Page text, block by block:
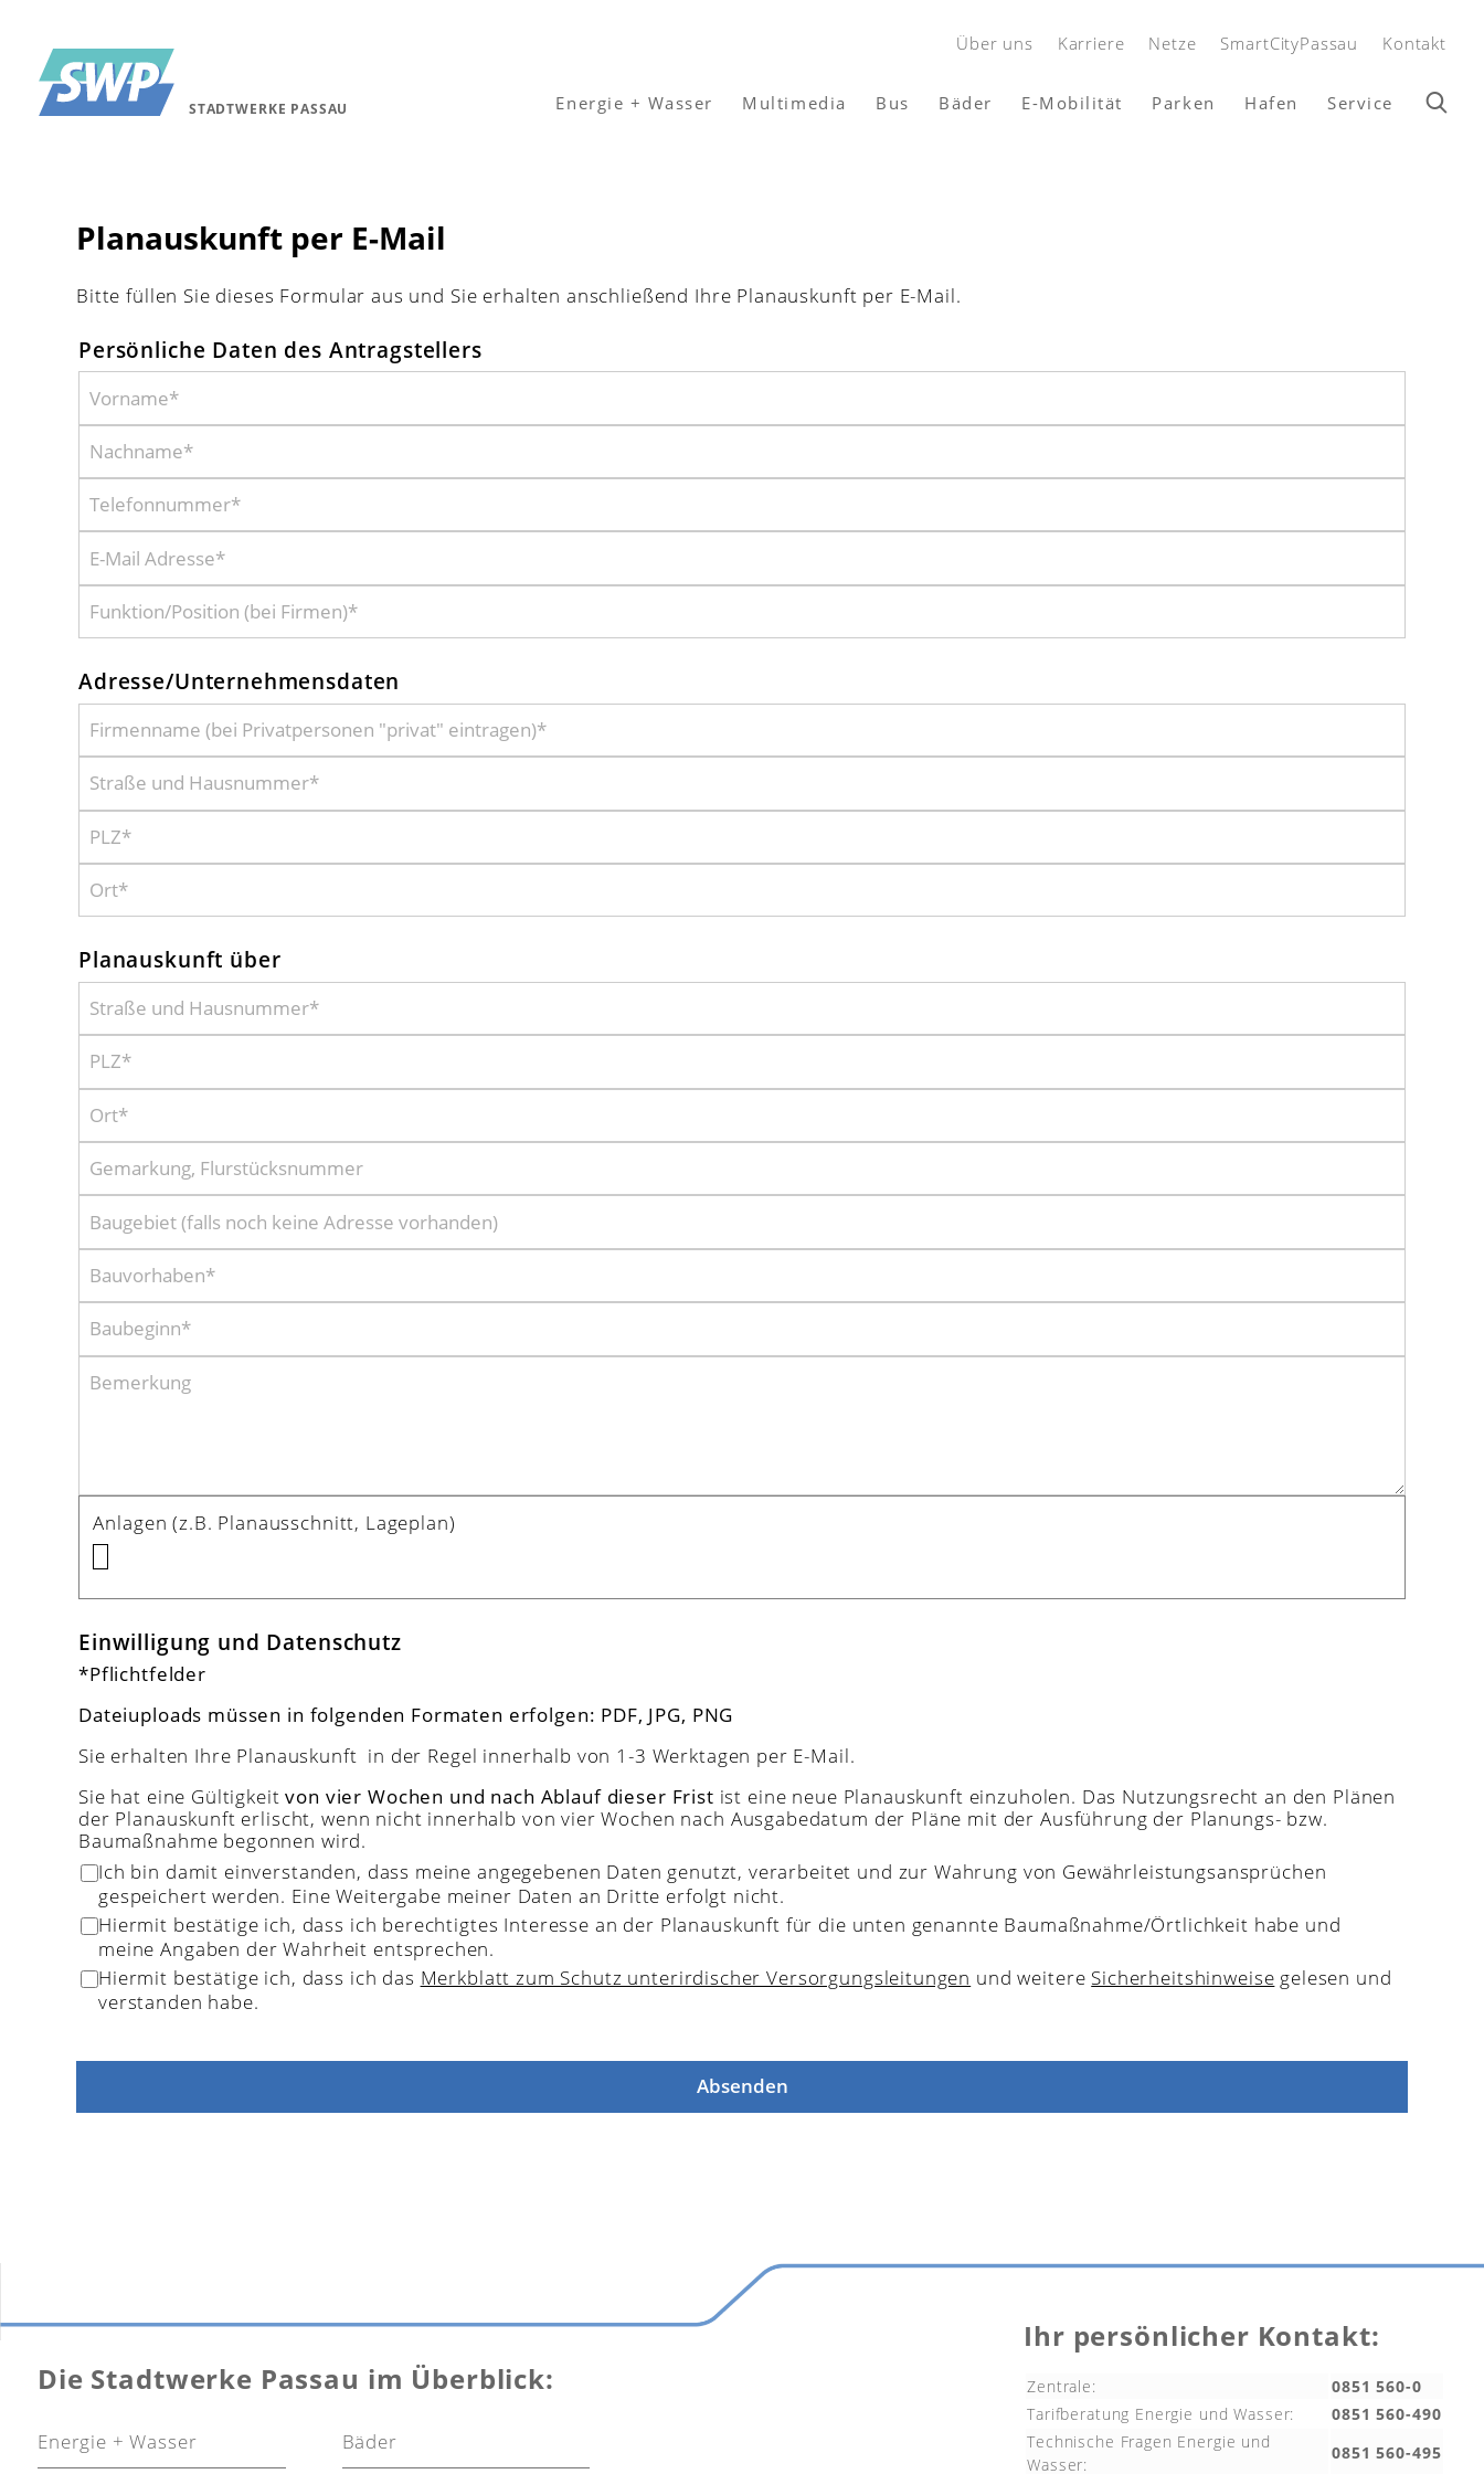
STADTWERKE PASSAU Energie + Wasser Multimedia Bus Bäder E-Mobilität Parken Hafen Service
Über uns Karriere Netze SmartCityPassau Kontakt
Planauskunft per E-Mail
Bitte füllen Sie dieses Formular aus und Sie erhalten anschließend Ihre Planauskunft per E-Mail.
Persönliche Daten des Antragstellers
Adresse/Unternehmensdaten
Planauskunft über
Anlagen (z.B. Planausschnitt, Lageplan)
Einwilligung und Datenschutz
*Pflichtfelder
Dateiuploads müssen in folgenden Formaten erfolgen: PDF, JPG, PNG
Sie erhalten Ihre Planauskunft in der Regel innerhalb von 1-3 Werktagen per E-Mail.
Sie hat eine Gültigkeitvon vier Wochen und nach Ablauf dieser Frist ist eine neue Planauskunft einzuholen. Das Nutzungsrecht an den Plänen
der Planauskunft erlischt, wenn nicht innerhalb von vier Wochen nach Ausgabedatum der Pläne mit der Ausführung der Planungs- bzw.
Baumaßnahme begonnen wird.
Ich bin damit einverstanden, dass meine angegebenen Daten genutzt, verarbeitet und zur Wahrung von Gewährleistungsansprüchen
gespeichert werden. Eine Weitergabe meiner Daten an Dritte erfolgt nicht.
Hiermit bestätige ich, dass ich berechtigtes Interesse an der Planauskunft für die unten genannte Baumaßnahme/Örtlichkeit habe und
meine Angaben der Wahrheit entsprechen.
Hiermit bestätige ich, dass ich das Merkblatt zum Schutz unterirdischer Versorgungsleitungen und weitere Sicherheitshinweise gelesen und
verstanden habe.
Absenden
Die Stadtwerke Passau im Überblick:
Energie + Wasser Bäder
Ihr persönlicher Kontakt:
Zentrale:
0851 560-0
Tarifberatung Energie und Wasser:
0851 560-490
Technische Fragen Energie und
Wasser:
0851 560-495